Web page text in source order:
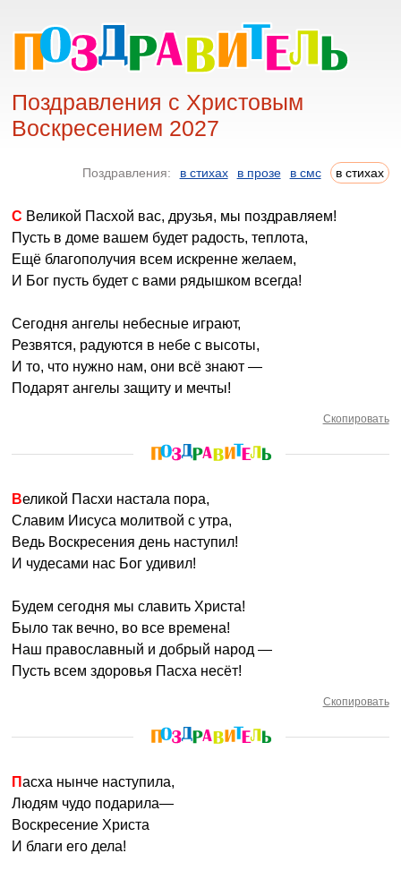
Поздравления с Христовым
Воскресением 2027
Поздравления: в стихах в прозе в смс в стихах
С Великой Пасхой вас, друзья, мы поздравляем!
Пусть в доме вашем будет радость, теплота,
Ещё благополучия всем искренне желаем,
И Бог пусть будет с вами рядышком всегда!
Сегодня ангелы небесные играют,
Резвятся, радуются в небе с высоты,
И то, что нужно нам, они всё знают —
Подарят ангелы защиту и мечты!
Скопировать
Великой Пасхи настала пора,
Славим Иисуса молитвой с утра,
Ведь Воскресения день наступил!
И чудесами нас Бог удивил!
Будем сегодня мы славить Христа!
Было так вечно, во все времена!
Наш православный и добрый народ —
Пусть всем здоровья Пасха несёт!
Скопировать
Пасха нынче наступила,
Людям чудо подарила—
Воскресение Христа
И благи его дела!